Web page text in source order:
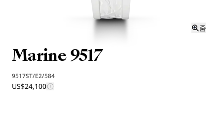
줌
Marine 9517
9517ST/E2/584
US$24,100